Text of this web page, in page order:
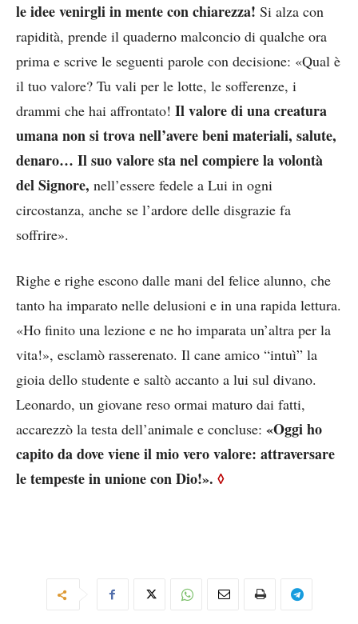
le idee venirgli in mente con chiarezza! Si alza con
rapidità, prende il quaderno malconcio di qualche ora
prima e scrive le seguenti parole con decisione: «Qual è
il tuo valore? Tu vali per le lotte, le sofferenze, i
drammi che hai affrontato! Il valore di una creatura
umana non si trova nell’avere beni materiali, salute,
denaro… Il suo valore sta nel compiere la volontà
del Signore, nell’essere fedele a Lui in ogni
circostanza, anche se l’ardore delle disgrazie fa
soffrire».
Righe e righe escono dalle mani del felice alunno, che
tanto ha imparato nelle delusioni e in una rapida lettura.
«Ho finito una lezione e ne ho imparata un’altra per la
vita!», esclamò rasserenato. Il cane amico “intuì” la
gioia dello studente e saltò accanto a lui sul divano.
Leonardo, un giovane reso ormai maturo dai fatti,
accarezzò la testa dell’animale e concluse: «Oggi ho
capito da dove viene il mio vero valore: attraversare
le tempeste in unione con Dio!». ◊